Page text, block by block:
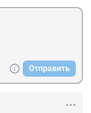
Отправить